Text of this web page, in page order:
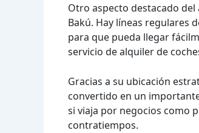
Otro aspecto destacado
Bakú. Hay líneas regulares
para que pueda llegar
servicio de alquiler de
Gracias a su ubicación
convertido en un
si viaja por negocios como
contratiempos.